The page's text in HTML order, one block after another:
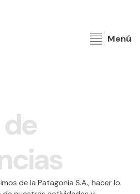
Home
Nosotros
Puerto
Menú
de la Patagonia S.A., hacer lo